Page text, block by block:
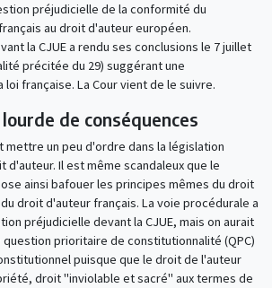
préjudicielle de la conformité du
au droit d'auteur européen.
la CJUE a rendu ses conclusions le 7 juillet
précitée du 29) suggérant une
française. La Cour vient de le suivre.
de conséquences
mettre un peu d'ordre dans la législation
d'auteur. Il est même scandaleux que le
ainsi bafouer les principes mêmes du droit
droit d'auteur français. La voie procédurale a
préjudicielle devant la CJUE, mais on aurait
question prioritaire de constitutionnalité (QPC)
puisque que le droit de l'auteur
droit "inviolable et sacré" aux termes de